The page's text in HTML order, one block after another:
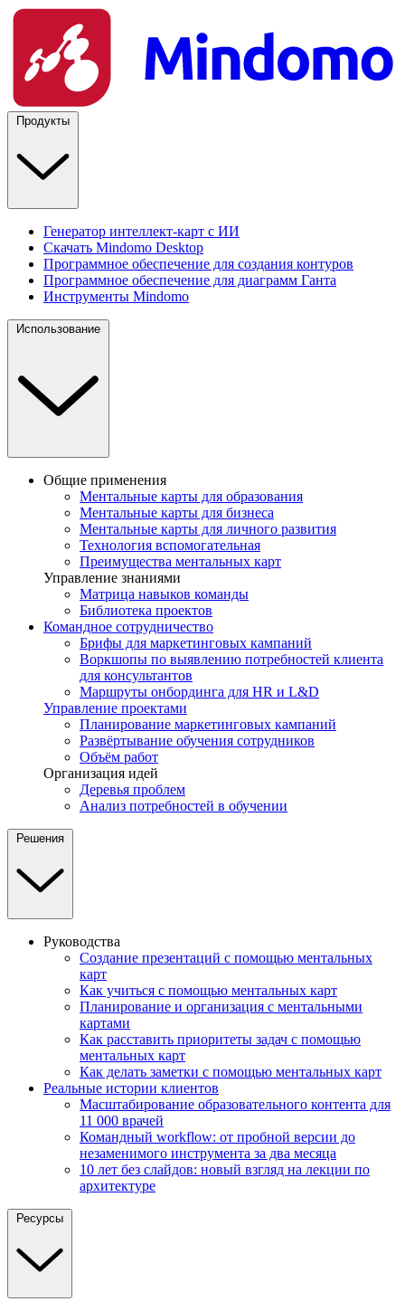
Продукты
Генератор интеллект-карт с ИИ
Скачать Mindomo Desktop
Программное обеспечение для создания контуров
Программное обеспечение для диаграмм Ганта
Инструменты Mindomo
Использование
Общие применения
Ментальные карты для образования
Ментальные карты для бизнеса
Ментальные карты для личного развития
Технология вспомогательная
Преимущества ментальных карт
Управление знаниями
Матрица навыков команды
Библиотека проектов
Командное сотрудничество
Брифы для маркетинговых кампаний
Воркшопы по выявлению потребностей клиента
для консультантов
Маршруты онбординга для HR и L&D
Управление проектами
Планирование маркетинговых кампаний
Развёртывание обучения сотрудников
Объём работ
Организация идей
Деревья проблем
Анализ потребностей в обучении
Решения
Руководства
Создание презентаций с помощью ментальных
карт
Как учиться с помощью ментальных карт
Планирование и организация с ментальными
картами
Как расставить приоритеты задач с помощью
ментальных карт
Как делать заметки с помощью ментальных карт
Реальные истории клиентов
Масштабирование образовательного контента для
11 000 врачей
Командный workflow: от пробной версии до
незаменимого инструмента за два месяца
10 лет без слайдов: новый взгляд на лекции по
архитектуре
Ресурсы